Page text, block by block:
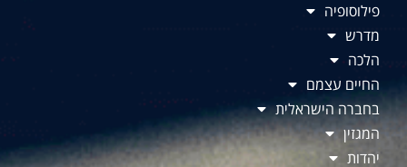
פילוסופיה
מדרש
הלכה
החיים עצמם
בחברה הישראלית
המגזין
יהדות